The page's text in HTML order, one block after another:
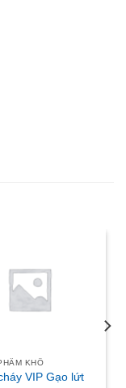
KHÔ
VIP Gạo lứt